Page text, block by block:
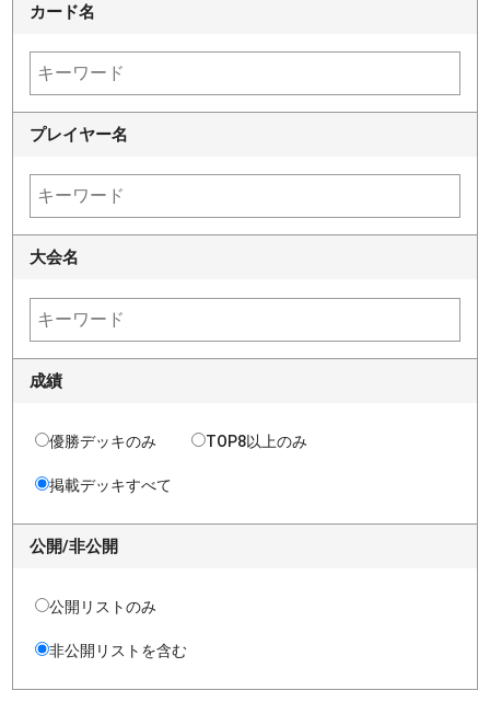
カード名
プレイヤー名
大会名
成績
優勝デッキのみ TOP8以上のみ
掲載デッキすべて
公開/非公開
公開リストのみ
非公開リストを含む